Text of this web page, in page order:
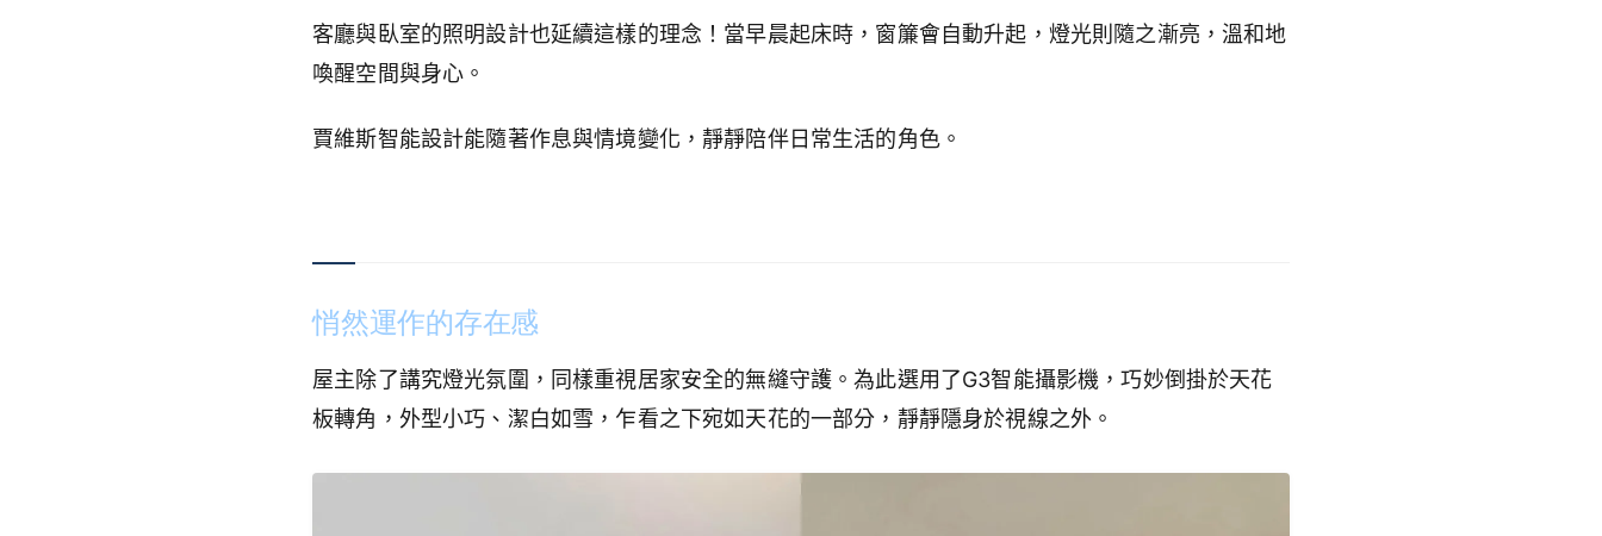
客廳與臥室的照明設計也延續這樣的理念！當早晨起床時，窗簾會自動升起，燈光則隨之漸亮，溫和地
喚醒空間與身心。
賈維斯智能設計能隨著作息與情境變化，靜靜陪伴日常生活的角色。
悄然運作的存在感
屋主除了講究燈光氛圍，同樣重視居家安全的無縫守護。為此選用了G3智能攝影機，巧妙倒掛於天花
板轉角，外型小巧、潔白如雪，乍看之下宛如天花的一部分，靜靜隱身於視線之外。